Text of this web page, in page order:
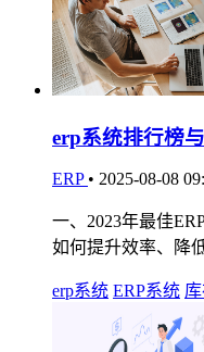
erp系统排行榜
ERP • 2025-08-08
一、2023年最佳
如何提升效率、降
erp系统 ERP系统